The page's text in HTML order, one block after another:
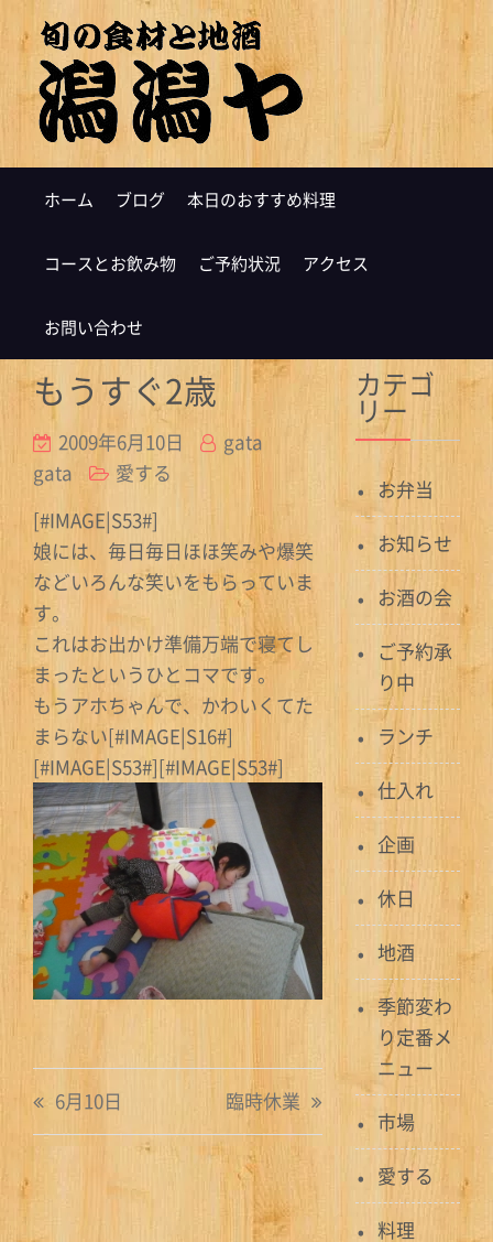
ホーム ブログ 本日のおすすめ料理
コースとお飲み物 ご予約状況 アクセス
お問い合わせ
もうすぐ2歳
2009年6月10日
gata
gata
愛する
[#IMAGE|S53#]
娘には、毎日毎日ほほ笑みや爆笑
などいろんな笑いをもらっていま
す。
これはお出かけ準備万端で寝てし
まったというひとコマです。
もうアホちゃんで、かわいくてた
まらない[#IMAGE|S16#]
[#IMAGE|S53#][#IMAGE|S53#]
投
稿
6月10日 臨時休業
カテゴ
リー
お弁当
お知らせ
お酒の会
ご予約承
り中
ランチ
仕入れ
企画
休日
地酒
季節変わ
り定番メ
ニュー
市場
愛する
料理